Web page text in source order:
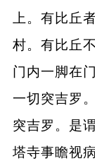
上。有比丘
村。有比丘
门内一脚在
一切突吉罗
突吉罗。是
塔寺事瞻视